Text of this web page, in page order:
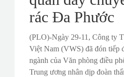
rác Đa Phước
(PLO)-Ngày 29-11, Công ty
Việt Nam (VWS) đã đón tiếp
ngành của Văn phòng điều
Trung ương nhân dịp đoàn